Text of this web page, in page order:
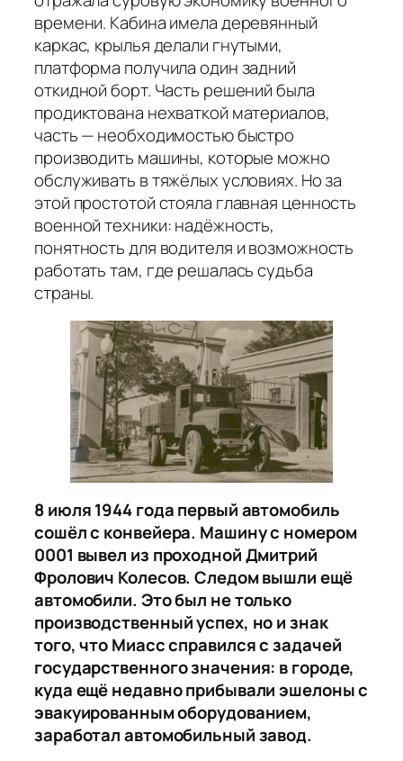
времени. Кабина имела деревянный
каркас, крылья делали гнутыми,
платформа получила один задний
откидной борт. Часть решений была
продиктована нехваткой материалов,
часть — необходимостью быстро
производить машины, которые можно
обслуживать в тяжёлых условиях. Но за
этой простотой стояла главная ценность
военной техники: надёжность,
понятность для водителя и возможность
работать там, где решалась судьба
страны.
8 июля 1944 года первый автомобиль
сошёл с конвейера. Машину с номером
0001 вывел из проходной Дмитрий
Фролович Колесов. Следом вышли ещё
автомобили. Это был не только
производственный успех, но и знак
того, что Миасс справился с задачей
государственного значения: в городе,
куда ещё недавно прибывали эшелоны с
эвакуированным оборудованием,
заработал автомобильный завод.